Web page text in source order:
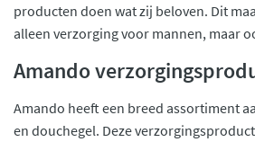
producten doen wat zij beloven. Dit
alleen verzorging voor mannen, maar
Amando
Amando heeft een breed assortiment
en douchegel. Deze